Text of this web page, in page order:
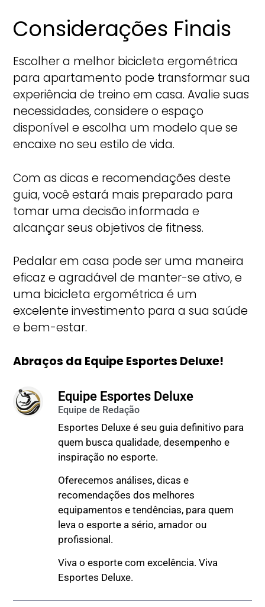
Considerações Finais
Escolher a melhor bicicleta ergométrica
para apartamento pode transformar sua
experiência de treino em casa. Avalie suas
necessidades, considere o espaço
disponível e escolha um modelo que se
encaixe no seu estilo de vida.
Com as dicas e recomendações deste
guia, você estará mais preparado para
tomar uma decisão informada e
alcançar seus objetivos de fitness.
Pedalar em casa pode ser uma maneira
eficaz e agradável de manter-se ativo, e
uma bicicleta ergométrica é um
excelente investimento para a sua saúde
e bem-estar.
Abraços da Equipe Esportes Deluxe!
Equipe Esportes Deluxe
Esportes Deluxe é seu guia definitivo para
quem busca qualidade, desempenho e
inspiração no esporte.
Oferecemos análises, dicas e
recomendações dos melhores
equipamentos e tendências, para quem
leva o esporte a sério, amador ou
profissional.
Viva o esporte com excelência. Viva
Esportes Deluxe.